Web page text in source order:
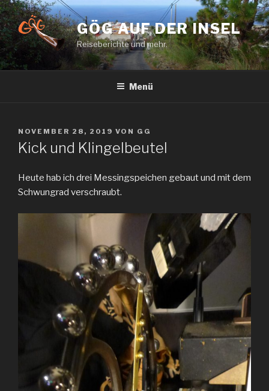
Zum
Inhalt
springen
GÖG AUF DER INSEL
Reiseberichte und mehr.
Menü
VERÖFFENTLICHT
AM
NOVEMBER 28, 2019 VON GG
Kick und Klingelbeutel
Heute hab ich drei Messingspeichen gebaut und mit dem
Schwungrad verschraubt.